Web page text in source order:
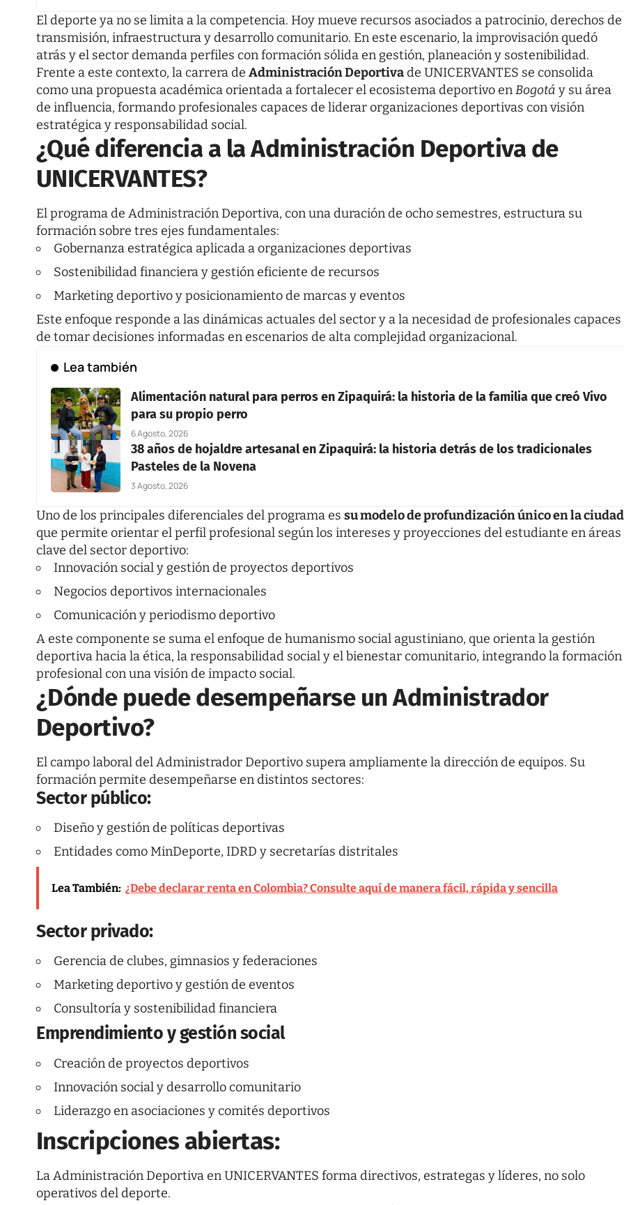
El deporte ya no se limita a la competencia. Hoy mueve recursos asociados a patrocinio, derechos de
transmisión, infraestructura y desarrollo comunitario. En este escenario, la improvisación quedó
atrás y el sector demanda perfiles con formación sólida en gestión, planeación y sostenibilidad.
Frente a este contexto, la carrera de Administración Deportivade UNICERVANTES se consolida
como una propuesta académica orientada a fortalecer el ecosistema deportivo enBogotá y su área
de influencia, formando profesionales capaces de liderar organizaciones deportivas con visión
estratégica y responsabilidad social.
¿Qué diferencia a la Administración Deportiva de
UNICERVANTES?
El programa de Administración Deportiva, con una duración de ocho semestres, estructura su
formación sobre tres ejes fundamentales:
Gobernanza estratégica aplicada a organizaciones deportivas
Sostenibilidad financiera y gestión eficiente de recursos
Marketing deportivo y posicionamiento de marcas y eventos
Este enfoque responde a las dinámicas actuales del sector y a la necesidad de profesionales capaces
de tomar decisiones informadas en escenarios de alta complejidad organizacional.
Lea también
Alimentación natural para perros en Zipaquirá: la historia de la familia que creó Vivo
para su propio perro
6 Agosto, 2026
38 años de hojaldre artesanal en Zipaquirá: la historia detrás de los tradicionales
Pasteles de la Novena
3 Agosto, 2026
Uno de los principales diferenciales del programa es su modelo de profundización único en la ciudad
que permite orientar el perfil profesional según los intereses y proyecciones del estudiante en áreas
clave del sector deportivo:
Innovación social y gestión de proyectos deportivos
Negocios deportivos internacionales
Comunicación y periodismo deportivo
A este componente se suma el enfoque de humanismo social agustiniano, que orienta la gestión
deportiva hacia la ética, la responsabilidad social y el bienestar comunitario, integrando la formación
profesional con una visión de impacto social.
¿Dónde puede desempeñarse un Administrador
Deportivo?
El campo laboral del Administrador Deportivo supera ampliamente la dirección de equipos. Su
formación permite desempeñarse en distintos sectores:
Sector público:
Diseño y gestión de políticas deportivas
Entidades como MinDeporte, IDRD y secretarías distritales
Lea También: ¿Debe declarar renta en Colombia? Consulte aquí de manera fácil, rápida y sencilla
Sector privado:
Gerencia de clubes, gimnasios y federaciones
Marketing deportivo y gestión de eventos
Consultoría y sostenibilidad financiera
Emprendimiento y gestión social
Creación de proyectos deportivos
Innovación social y desarrollo comunitario
Liderazgo en asociaciones y comités deportivos
Inscripciones abiertas:
La Administración Deportiva en UNICERVANTES forma directivos, estrategas y líderes, no solo
operativos del deporte.